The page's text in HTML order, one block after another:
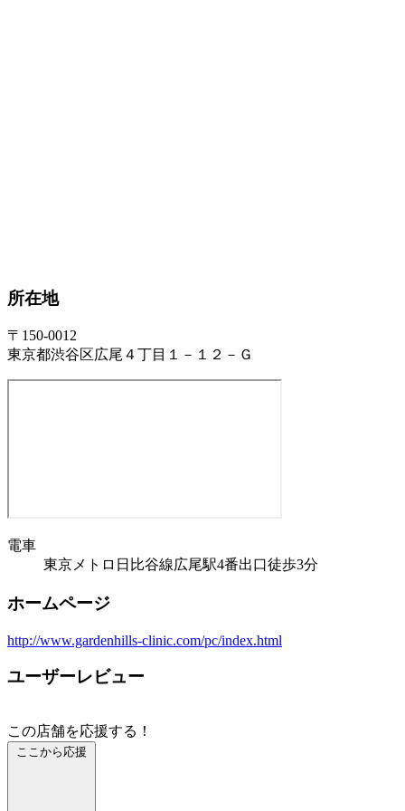
所在地
〒150-0012
東京都渋谷区広尾４丁目１－１２－Ｇ
電車
東京メトロ日比谷線広尾駅4番出口徒歩3分
ホームページ
http://www.gardenhills-clinic.com/pc/index.html
ユーザーレビュー
この店舗を応援する！
ここから応援